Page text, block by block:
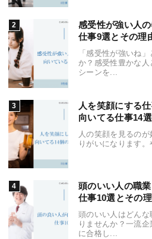
感受性が強い人
仕事9選とその理
「感受性が強いね
か？感受性豊かな
シーンを...
人を笑顔にする
向いてる仕事14選
人の笑顔を見るの
りがいになります
頭のいい人の職
仕事10選とその
頭のいい人はどん
りませんか？一流
に合格し...